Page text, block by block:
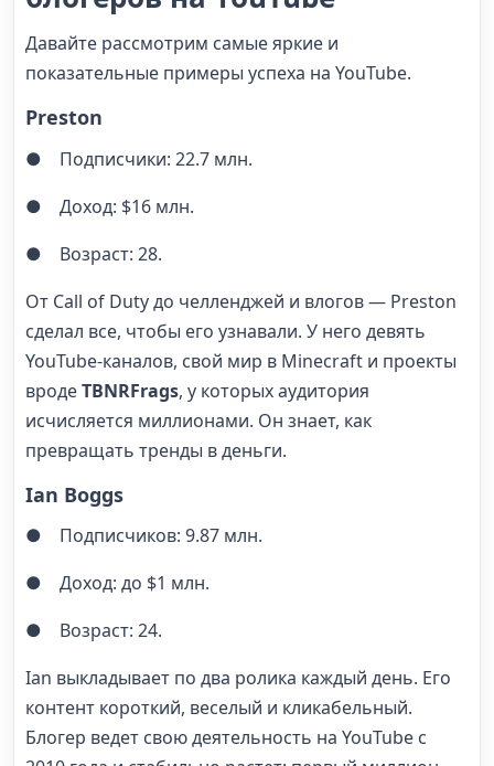
Давайте рассмотрим самые яркие и
показательные примеры успеха на YouTube.
Preston
● Подписчики: 22.7 млн.
● Доход: $16 млн.
● Возраст: 28.
От Call of Duty до челленджей и влогов — Preston
сделал все, чтобы его узнавали. У него девять
YouTube-каналов, свой мир в Minecraft и проекты
вродеTBNRFrags, у которых аудитория
исчисляется миллионами. Он знает, как
превращать тренды в деньги.
Ian Boggs
● Подписчиков: 9.87 млн.
● Доход: до $1 млн.
● Возраст: 24.
Ian выкладывает по два ролика каждый день. Его
контент короткий, веселый и кликабельный.
Блогер ведет свою деятельность на YouTube с